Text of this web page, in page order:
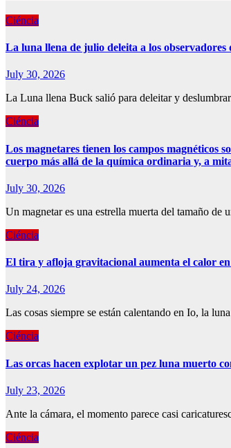
Ciéncia
La luna llena de julio deleita a los
July 30, 2026
La Luna llena Buck salió para deleitar y
Ciéncia
Los magnetares tienen los campos magnéticos
cuerpo más allá de la química ordinaria y, a
July 30, 2026
Un magnetar es una estrella muerta del tamaño
Ciéncia
El tira y afloja gravitacional aumenta el calor
July 24, 2026
Las cosas siempre se están calentando en Io, la
Ciéncia
Las orcas hacen explotar un pez luna muerto
July 23, 2026
Ante la cámara, el momento parece casi
Ciéncia